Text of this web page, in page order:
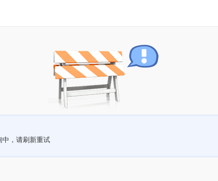
中，请刷新重试